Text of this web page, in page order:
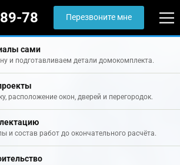
78 Перезвоните мне
сами
и подготавливаем детали домокомплекта.
расположение окон, дверей и перегородок.
и состав работ до окончательного расчёта.